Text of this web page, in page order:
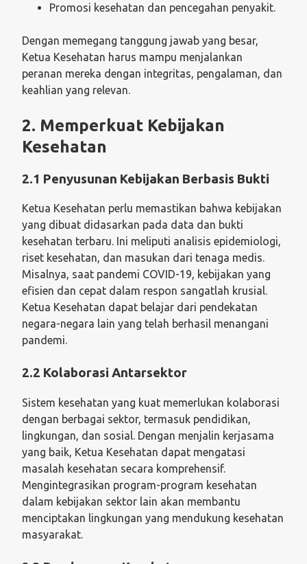
Promosi kesehatan dan pencegahan penyakit.
Dengan memegang tanggung jawab yang besar,
Ketua Kesehatan harus mampu menjalankan
peranan mereka dengan integritas, pengalaman, dan
keahlian yang relevan.
2. Memperkuat Kebijakan
Kesehatan
2.1 Penyusunan Kebijakan Berbasis Bukti
Ketua Kesehatan perlu memastikan bahwa kebijakan
yang dibuat didasarkan pada data dan bukti
kesehatan terbaru. Ini meliputi analisis epidemiologi,
riset kesehatan, dan masukan dari tenaga medis.
Misalnya, saat pandemi COVID-19, kebijakan yang
efisien dan cepat dalam respon sangatlah krusial.
Ketua Kesehatan dapat belajar dari pendekatan
negara-negara lain yang telah berhasil menangani
pandemi.
2.2 Kolaborasi Antarsektor
Sistem kesehatan yang kuat memerlukan kolaborasi
dengan berbagai sektor, termasuk pendidikan,
lingkungan, dan sosial. Dengan menjalin kerjasama
yang baik, Ketua Kesehatan dapat mengatasi
masalah kesehatan secara komprehensif.
Mengintegrasikan program-program kesehatan
dalam kebijakan sektor lain akan membantu
menciptakan lingkungan yang mendukung kesehatan
masyarakat.